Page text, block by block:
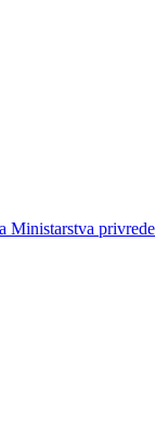
Ministarstva privrede